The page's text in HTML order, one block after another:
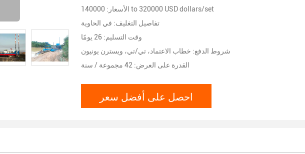
الأسعار: 140000 to 320000 USD dollars/set
تفاصيل التغليف: في الحاوية
وقت التسليم: 26 يومًا
شروط الدفع: خطاب الاعتماد، تي/تي، ويسترن يونيون
القدرة على العرض: 42 مجموعة / سنة
احصل على أفضل سعر